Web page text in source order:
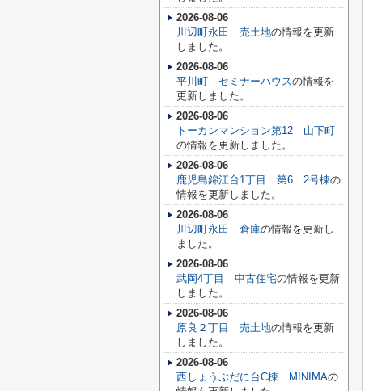
2026-08-06
川辺町永田 売土地の情報を更新
しました。
2026-08-06
平川町 セミナーハウスの情報を
更新しました。
2026-08-06
トーカンマンション第12 山下町
の情報を更新しました。
2026-08-06
鹿児島錦江台1丁目 第6 2号棟の
情報を更新しました。
2026-08-06
川辺町永田 倉庫の情報を更新し
ました。
2026-08-06
武岡4丁目 中古住宅の情報を更新
しました。
2026-08-06
原良２丁目 売土地の情報を更新
しました。
2026-08-06
西しょうぶだに台C棟 MINIMAの